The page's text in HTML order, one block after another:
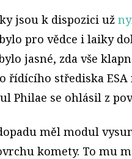
jsou k dispozici už
pro vědce i laiky
jasné, zda vše
řídícího střediska
Philae se ohlásil z
měl modul
komety. To mu